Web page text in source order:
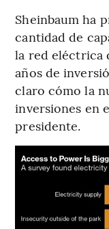
Sheinbaum ha
cantidad de
la red eléctrica
años de
claro cómo la
inversiones en
presidente.